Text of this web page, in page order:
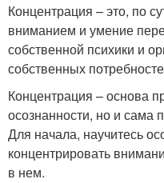
Концентрация – это, по
вниманием и умение
собственной психики и
собственных
Концентрация – основа
осознанности, но и сама
Для начала, научитесь
концентрировать
в нем.